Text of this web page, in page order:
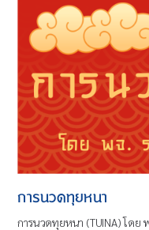
การนวดทุยหนา
การนวดทุยหนา (TUINA) โด